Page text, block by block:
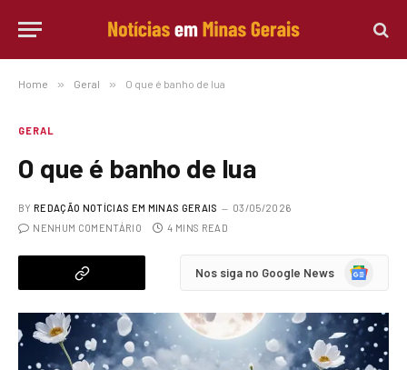
Home » Geral » O que é banho de lua
GERAL
O que é banho de lua
BY REDAÇÃO NOTÍCIAS EM MINAS GERAIS
03/05/2026
NENHUM COMENTÁRIO
4 MINS READ
Nos siga no Google News
Google